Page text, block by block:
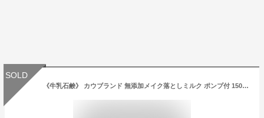
SOLD
《牛乳石鹸》 カウブランド 無添加メイク落としミルク ポンプ付 150mL